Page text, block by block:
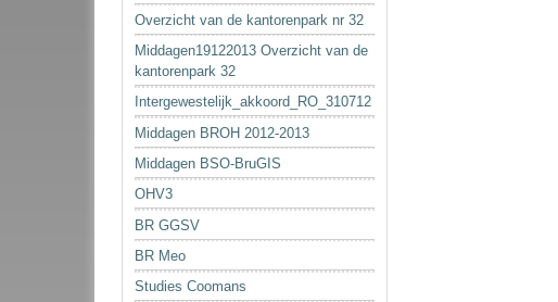
Overzicht van de kantorenpark nr 32
Middagen19122013 Overzicht van de
kantorenpark 32
Intergewestelijk_akkoord_RO_310712
Middagen BROH 2012-2013
Middagen BSO-BruGIS
OHV3
BR GGSV
BR Meo
Studies Coomans